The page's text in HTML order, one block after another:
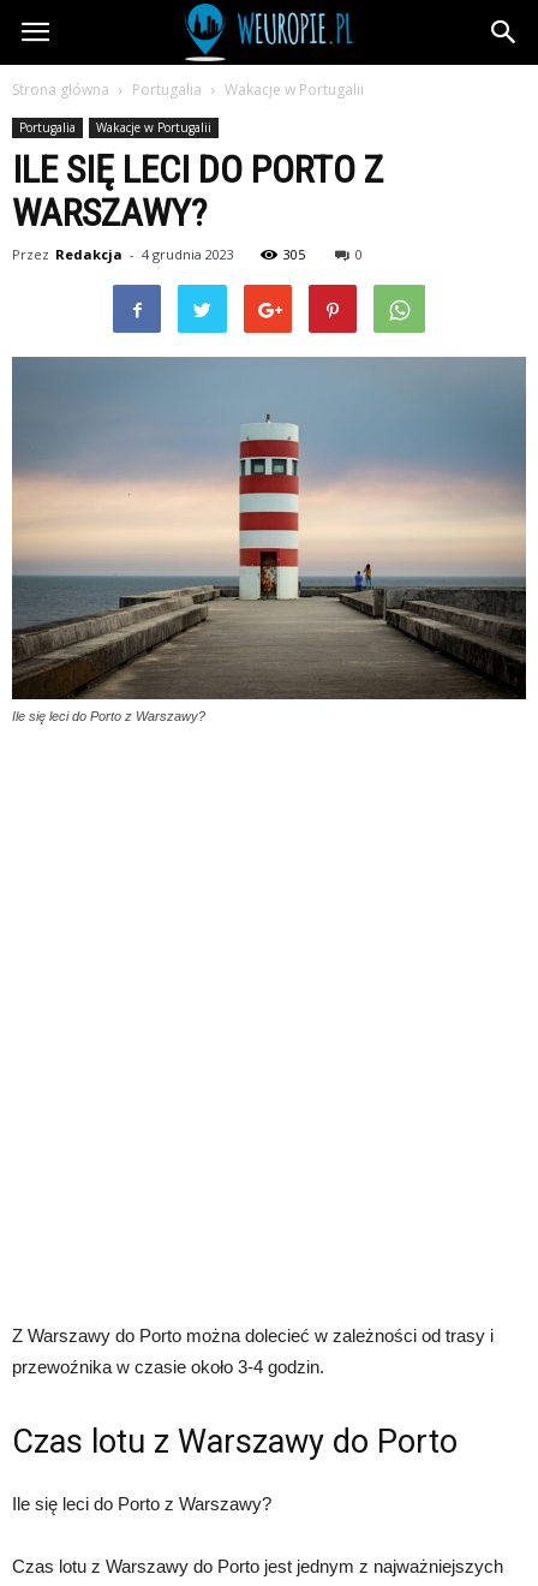
wEuropie.pl
Strona główna Portugalia Wakacje w Portugalii
Portugalia Wakacje w Portugalii
ILE SIĘ LECI DO PORTO Z
WARSZAWY?
Przez Redakcja - 4 grudnia 2023 305 0
Ile się leci do Porto z Warszawy?
Z Warszawy do Porto można dolecieć w zależności od trasy i
przewoźnika w czasie około 3-4 godzin.
Czas lotu z Warszawy do Porto
Ile się leci do Porto z Warszawy?
Czas lotu z Warszawy do Porto jest jednym z najważniejszych